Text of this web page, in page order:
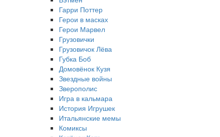
Гарри Поттер
Герои в масках
Герои Марвел
Грузовички
Грузовичок Лёва
Губка Боб
Домовёнок Кузя
Звездные войны
Зверополис
Игра в кальмара
История Игрушек
Итальянские мемы
Комиксы